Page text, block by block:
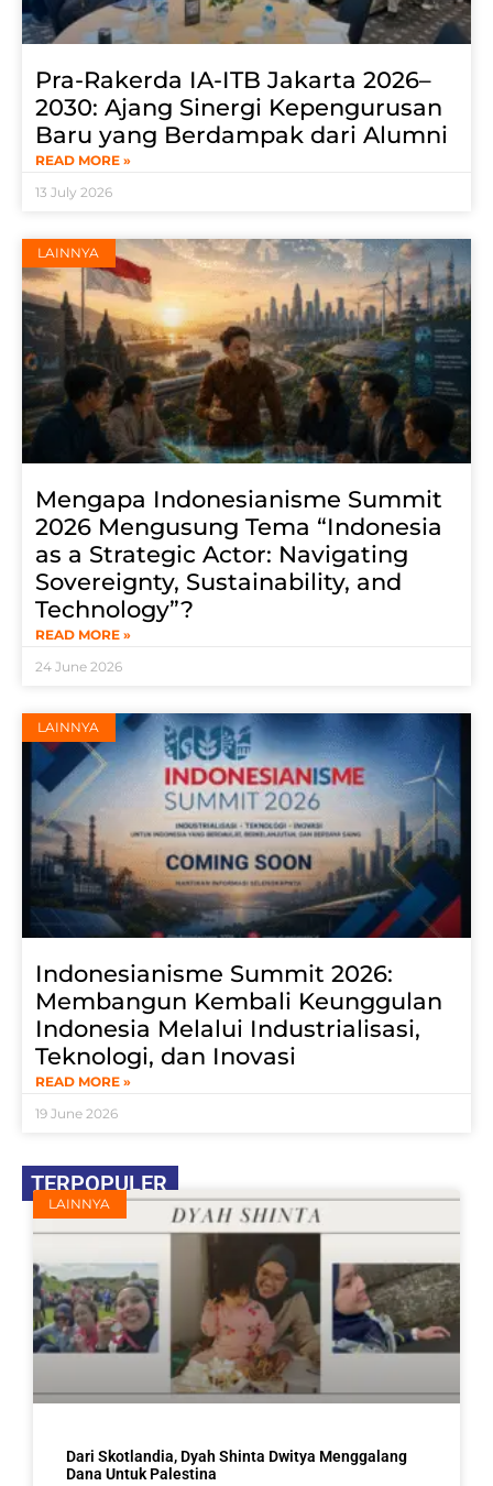
Pra-Rakerda IA-ITB Jakarta 2026–
2030: Ajang Sinergi Kepengurusan
Baru yang Berdampak dari Alumni
READ MORE »
13 July 2026
LAINNYA
Mengapa Indonesianisme Summit
2026 Mengusung Tema “Indonesia
as a Strategic Actor: Navigating
Sovereignty, Sustainability, and
Technology”?
READ MORE »
24 June 2026
LAINNYA
Indonesianisme Summit 2026:
Membangun Kembali Keunggulan
Indonesia Melalui Industrialisasi,
Teknologi, dan Inovasi
READ MORE »
19 June 2026
TERPOPULER
LAINNYA
Dari Skotlandia, Dyah Shinta Dwitya Menggalang
Dana Untuk Palestina